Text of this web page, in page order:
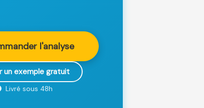
l'analyse
un exemple gratuit
Livré sous 48h